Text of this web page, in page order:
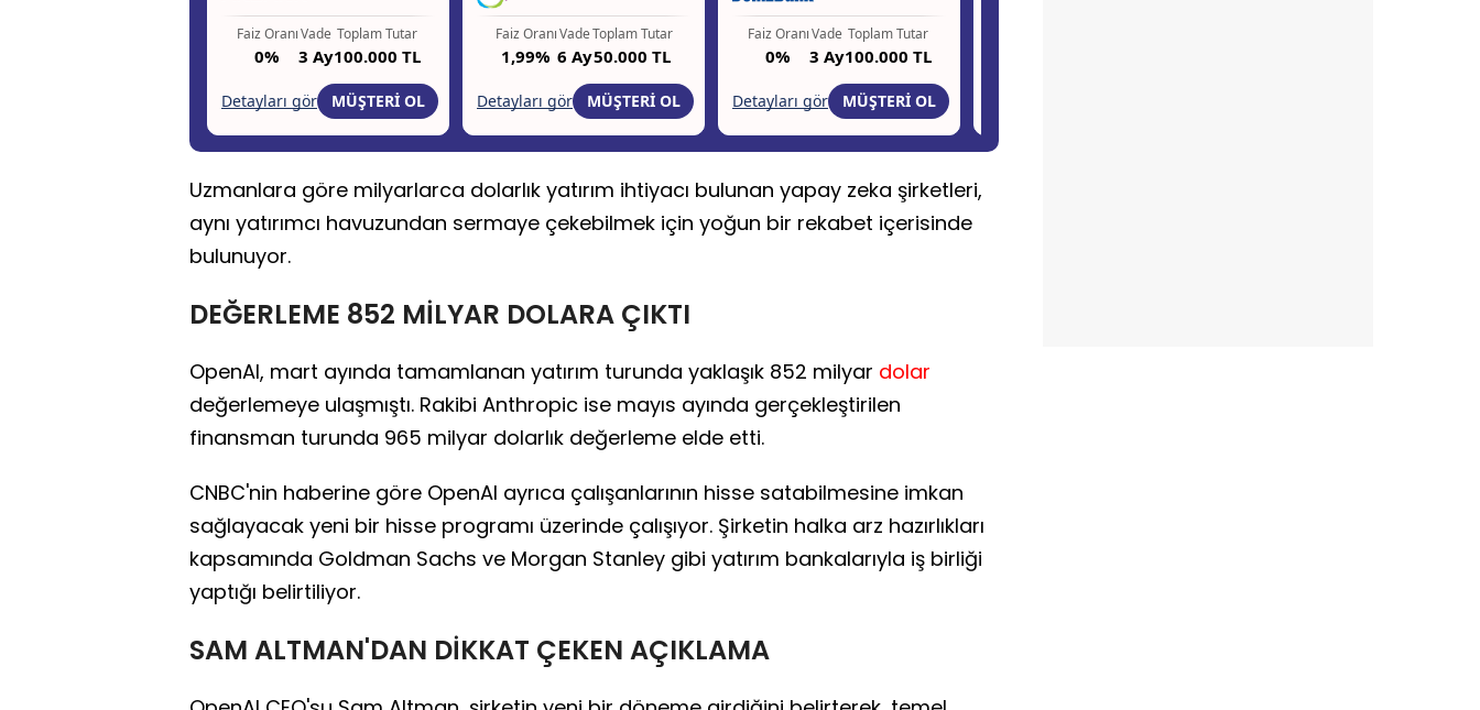
Uzmanlara göre milyarlarca dolarlık yatırım ihtiyacı bulunan yapay zeka şirketleri,
aynı yatırımcı havuzundan sermaye çekebilmek için yoğun bir rekabet içerisinde
bulunuyor.
DEĞERLEME 852 MİLYAR DOLARA ÇIKTI
OpenAI, mart ayında tamamlanan yatırım turunda yaklaşık 852 milyar dolar
değerlemeye ulaşmıştı. Rakibi Anthropic ise mayıs ayında gerçekleştirilen
finansman turunda 965 milyar dolarlık değerleme elde etti.
CNBC'nin haberine göre OpenAI ayrıca çalışanlarının hisse satabilmesine imkan
sağlayacak yeni bir hisse programı üzerinde çalışıyor. Şirketin halka arz hazırlıkları
kapsamında Goldman Sachs ve Morgan Stanley gibi yatırım bankalarıyla iş birliği
yaptığı belirtiliyor.
SAM ALTMAN'DAN DİKKAT ÇEKEN AÇIKLAMA